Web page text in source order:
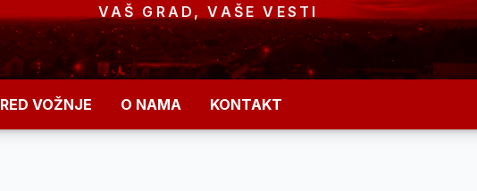
VAŠ GRAD, VAŠE VESTI
RED VOŽNJE O NAMA KONTAKT